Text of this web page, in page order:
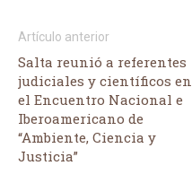
Artículo anterior
Salta reunió a referentes
judiciales y científicos en
el Encuentro Nacional e
Iberoamericano de
“Ambiente, Ciencia y
Justicia”